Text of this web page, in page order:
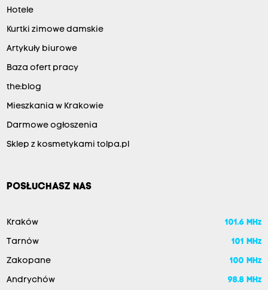
Hotele
Kurtki zimowe damskie
Artykuły biurowe
Baza ofert pracy
the:blog
Mieszkania w Krakowie
Darmowe ogłoszenia
Sklep z kosmetykami tolpa.pl
POSŁUCHASZ NAS
Kraków 101.6 MHz
Tarnów 101 MHz
Zakopane 100 MHz
Andrychów 98.8 MHz